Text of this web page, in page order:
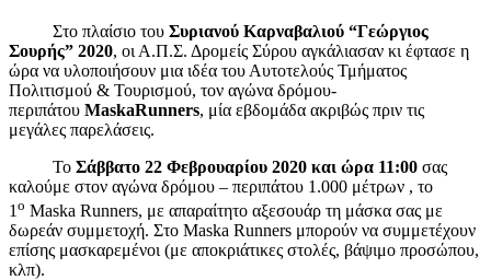
Στο πλαίσιο του Συριανού Καρναβαλιού “Γεώργιος
Σουρής” 2020, οι Α.Π.Σ. Δρομείς Σύρου αγκάλιασαν κι έφτασε η
ώρα να υλοποιήσουν μια ιδέα του Αυτοτελούς Τμήματος
Πολιτισμού & Τουρισμού, τον αγώνα δρόμου-
περιπάτου MaskaRunners, μία εβδομάδα ακριβώς πριν τις
μεγάλες παρελάσεις.
Το Σάββατο 22 Φεβρουαρίου 2020 και ώρα 11:00 σας
καλούμε στον αγώνα δρόμου – περιπάτου 1.000 μέτρων , το
1 ο Maska Runners, με απαραίτητο αξεσουάρ τη μάσκα σας με
δωρεάν συμμετοχή. Στο Maska Runners μπορούν να συμμετέχουν
επίσης μασκαρεμένοι (με αποκριάτικες στολές, βάψιμο προσώπου,
κλπ).